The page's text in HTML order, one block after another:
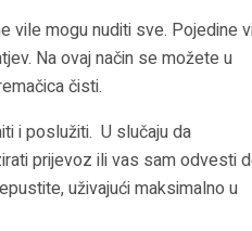
vile mogu nuditi sve. Pojedine
Na ovaj način se možete u
čisti.
i poslužiti. U slučaju da
prijevoz ili vas sam odvesti
uživajući maksimalno u